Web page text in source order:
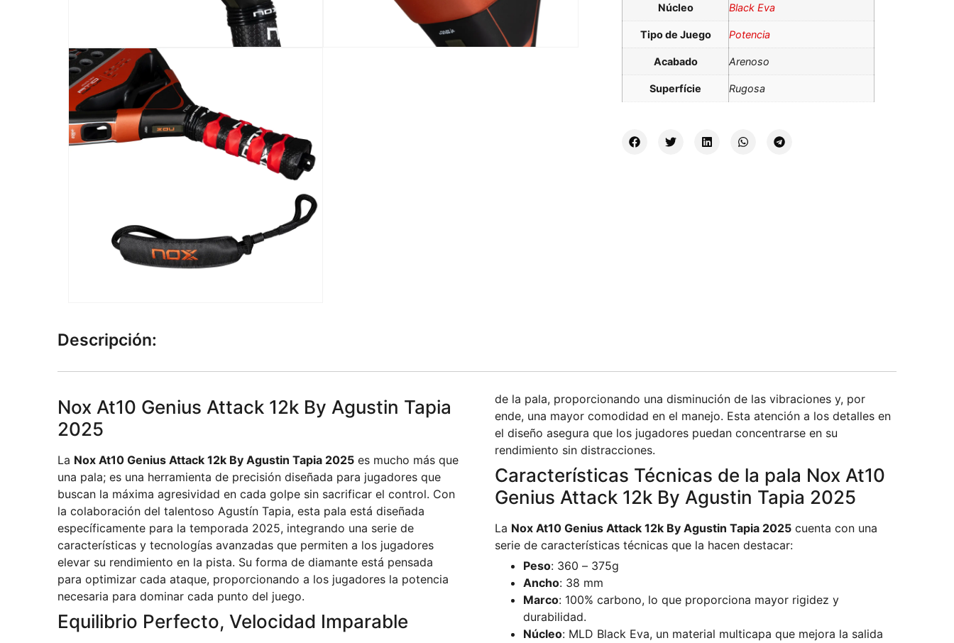
Núcleo Black Eva
Tipo de Juego Potencia
Acabado Arenoso
Superfície Rugosa
Descripción:
Nox At10 Genius Attack 12k By Agustin Tapia
2025
La Nox At10 Genius Attack 12k By Agustin Tapia 2025es mucho más que
una pala; es una herramienta de precisión diseñada para jugadores que
buscan la máxima agresividad en cada golpe sin sacrificar el control. Con
la colaboración del talentoso Agustín Tapia, esta pala está diseñada
específicamente para la temporada 2025, integrando una serie de
características y tecnologías avanzadas que permiten a los jugadores
elevar su rendimiento en la pista. Su forma de diamante está pensada
para optimizar cada ataque, proporcionando a los jugadores la potencia
necesaria para dominar cada punto del juego.
Equilibrio Perfecto, Velocidad Imparable
de la pala, proporcionando una disminución de las vibraciones y, por
ende, una mayor comodidad en el manejo. Esta atención a los detalles en
el diseño asegura que los jugadores puedan concentrarse en su
rendimiento sin distracciones.
Características Técnicas de la pala Nox At10
Genius Attack 12k By Agustin Tapia 2025
La Nox At10 Genius Attack 12k By Agustin Tapia 2025 cuenta con una
serie de características técnicas que la hacen destacar:
Peso: 360 – 375g
Ancho: 38 mm
Marco: 100% carbono, lo que proporciona mayor rigidez y
durabilidad.
Núcleo: MLD Black Eva, un material multicapa que mejora la salida